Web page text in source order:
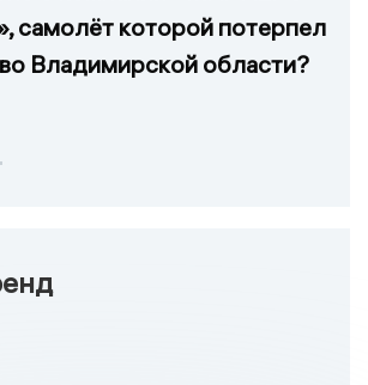
самолёт которой потерпел
Владимирской области?